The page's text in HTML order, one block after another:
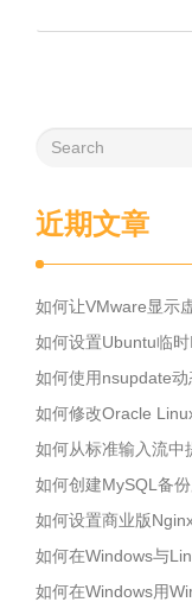
近期文章
如何让VMware显示
如何设置Ubuntu临时
如何使用nsupdate动
如何修改Oracle
如何从标准输入流中
如何创建MySQL备份
如何设置商业版
如何在Windows与
如何在Windows用